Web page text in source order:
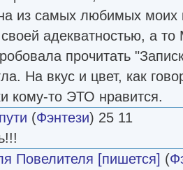
из самых любимых моих
адекватностью, а
прочитать
На вкус и цвет, как
кому-то ЭТО нравится.
(Фэнтези) 25 11
Повелителя [пишется] (